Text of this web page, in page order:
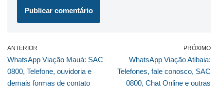
ANTERIOR
WhatsApp Viação Mauá: SAC
0800, Telefone, ouvidoria e
demais formas de contato
PRÓXIMO
WhatsApp Viação Atibaia:
Telefones, fale conosco, SAC
0800, Chat Online e outras